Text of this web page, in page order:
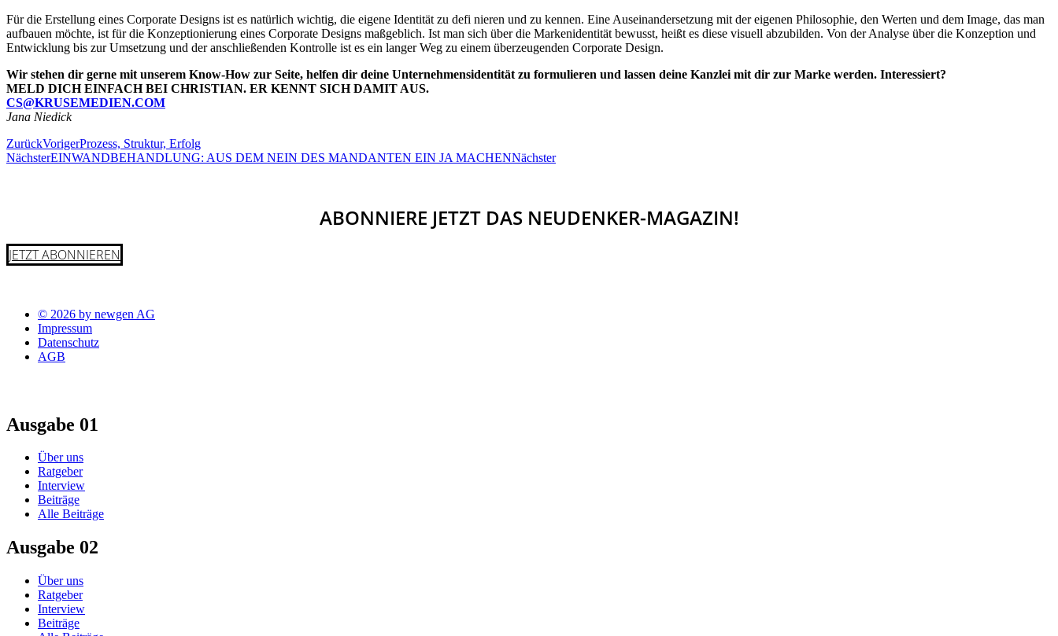
Für die Erstellung eines Corporate Designs ist es natürlich wichtig, die eigene Identität zu defi nieren und zu kennen. Eine Auseinandersetzung mit der eigenen Philosophie, den Werten und dem Image, das man
aufbauen möchte, ist für die Konzeptionierung eines Corporate Designs maßgeblich. Ist man sich über die Markenidentität bewusst, heißt es diese visuell abzubilden. Von der Analyse über die Konzeption und
Entwicklung bis zur Umsetzung und der anschließenden Kontrolle ist es ein langer Weg zu einem überzeugenden Corporate Design.
Wir stehen dir gerne mit unserem Know-How zur Seite, helfen dir deine Unternehmensidentität zu formulieren und lassen deine Kanzlei mit dir zur Marke werden. Interessiert?
MELD DICH EINFACH BEI CHRISTIAN. ER KENNT SICH DAMIT AUS.
CS@KRUSEMEDIEN.COM
Jana Niedick
ZurückVorigerProzess, Struktur, Erfolg
NächsterEINWANDBEHANDLUNG: AUS DEM NEIN DES MANDANTEN EIN JA MACHENNächster
ABONNIERE JETZT DAS NEUDENKER-MAGAZIN!
JETZT ABONNIEREN
© 2026 by newgen AG
Impressum
Datenschutz
AGB
Ausgabe 01
Über uns
Ratgeber
Interview
Beiträge
Alle Beiträge
Ausgabe 02
Über uns
Ratgeber
Interview
Beiträge